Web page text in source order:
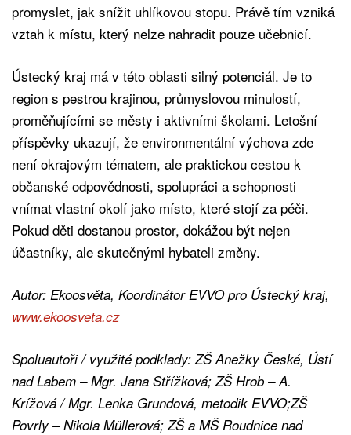
promyslet, jak snížit uhlíkovou stopu. Právě tím vzniká
vztah k místu, který nelze nahradit pouze učebnicí.
Ústecký kraj má v této oblasti silný potenciál. Je to
region s pestrou krajinou, průmyslovou minulostí,
proměňujícími se městy i aktivními školami. Letošní
příspěvky ukazují, že environmentální výchova zde
není okrajovým tématem, ale praktickou cestou k
občanské odpovědnosti, spolupráci a schopnosti
vnímat vlastní okolí jako místo, které stojí za péči.
Pokud děti dostanou prostor, dokážou být nejen
účastníky, ale skutečnými hybateli změny.
Autor: Ekoosvěta, Koordinátor EVVO pro Ústecký kraj,
www.ekoosveta.cz
Spoluautoři / využité podklady: ZŠ Anežky České, Ústí
nad Labem – Mgr. Jana Střížková; ZŠ Hrob – A.
Krížová / Mgr. Lenka Grundová, metodik EVVO;ZŠ
Povrly – Nikola Müllerová; ZŠ a MŠ Roudnice nad